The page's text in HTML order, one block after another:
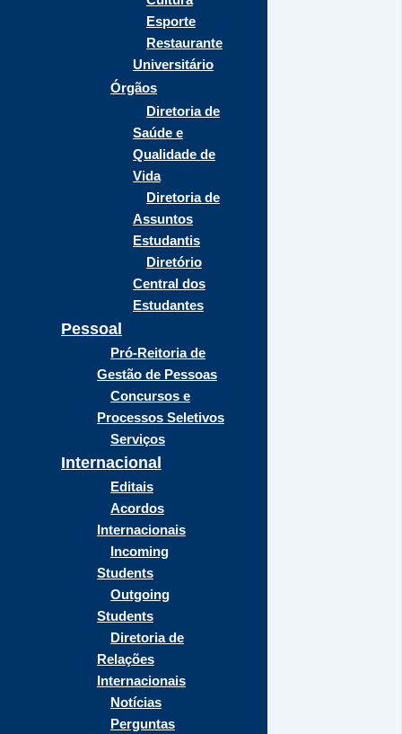
Esporte
Restaurante
Universitário
Órgãos
Diretoria de
Saúde e
Qualidade de
Vida
Diretoria de
Assuntos
Estudantis
Diretório
Central dos
Estudantes
Pessoal
Pró-Reitoria de
Gestão de Pessoas
Concursos e
Processos Seletivos
Serviços
Internacional
Editais
Acordos
Internacionais
Incoming
Students
Outgoing
Students
Diretoria de
Relações
Internacionais
Notícias
Perguntas